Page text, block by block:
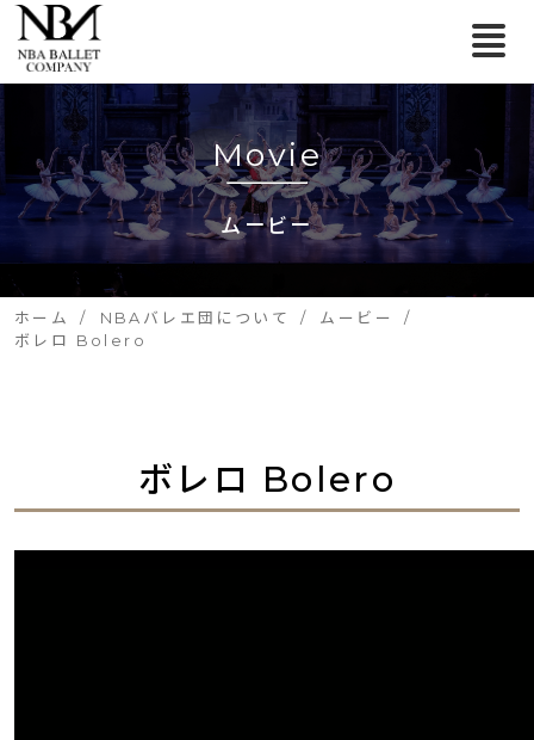
Movie
ムービー
ホーム NBAバレエ団について
ムービー
ボレロ Bolero
ボレロ Bolero